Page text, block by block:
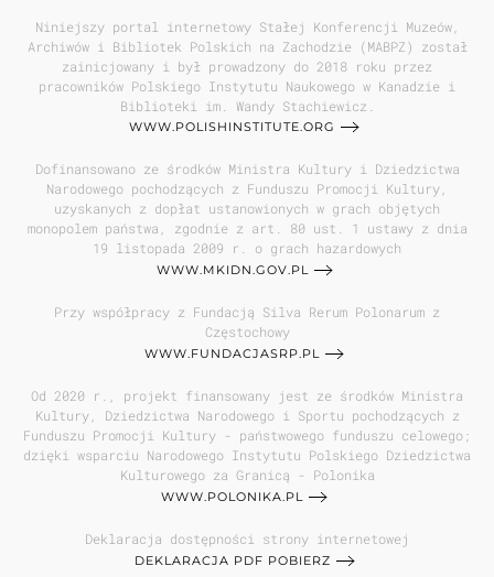
Niniejszy portal internetowy Stałej Konferencji Muzeów,
Archiwów i Bibliotek Polskich na Zachodzie (MABPZ) został
zainicjowany i był prowadzony do 2018 roku przez
pracowników Polskiego Instytutu Naukowego w Kanadzie i
Biblioteki im. Wandy Stachiewicz.
WWW.POLISHINSTITUTE.ORG
Dofinansowano ze środków Ministra Kultury i Dziedzictwa
Narodowego pochodzących z Funduszu Promocji Kultury,
uzyskanych z dopłat ustanowionych w grach objętych
monopolem państwa, zgodnie z art. 80 ust. 1 ustawy z dnia
19 listopada 2009 r. o grach hazardowych
WWW.MKIDN.GOV.PL
Przy współpracy z Fundacją Silva Rerum Polonarum z
Częstochowy
WWW.FUNDACJASRP.PL
Od 2020 r., projekt finansowany jest ze środków Ministra
Kultury, Dziedzictwa Narodowego i Sportu pochodzących z
Funduszu Promocji Kultury - państwowego funduszu celowego;
dzięki wsparciu Narodowego Instytutu Polskiego Dziedzictwa
Kulturowego za Granicą - Polonika
WWW.POLONIKA.PL
Deklaracja dostępności strony internetowej
DEKLARACJA PDF POBIERZ